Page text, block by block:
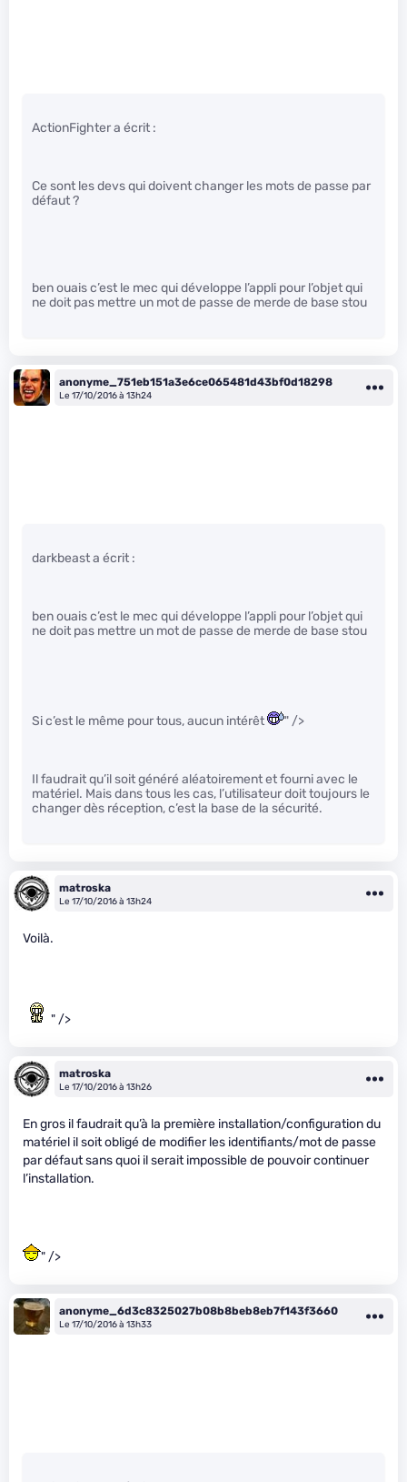
ActionFighter a écrit :
Ce sont les devs qui doivent changer les mots de passe par
défaut ?
ben ouais c’est le mec qui développe l’appli pour l’objet qui
ne doit pas mettre un mot de passe de merde de base stou
anonyme_751eb151a3e6ce065481d43bf0d18298
Le 17/10/2016 à 13h24
darkbeast a écrit :
ben ouais c’est le mec qui développe l’appli pour l’objet qui
ne doit pas mettre un mot de passe de merde de base stou
Si c’est le même pour tous, aucun intérêt " />
Il faudrait qu’il soit généré aléatoirement et fourni avec le
matériel. Mais dans tous les cas, l’utilisateur doit toujours le
changer dès réception, c’est la base de la sécurité.
matroska
Le 17/10/2016 à 13h24
Voilà.
" />
matroska
Le 17/10/2016 à 13h26
En gros il faudrait qu’à la première installation/configuration du
matériel il soit obligé de modifier les identifiants/mot de passe
par défaut sans quoi il serait impossible de pouvoir continuer
l’installation.
" />
anonyme_6d3c8325027b08b8beb8eb7f143f3660
Le 17/10/2016 à 13h33